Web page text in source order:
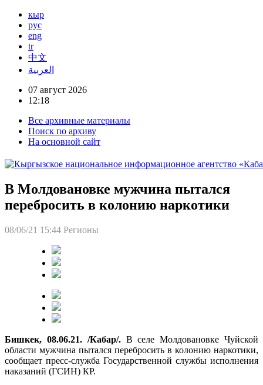
кыр
рус
eng
tr
中文
العربية
07 август 2026
12:18
Все архивные материалы
Поиск по архиву
На основной сайт
В Молдовановке мужчина пытался
перебросить в колонию наркотики
08/06/21 15:44 Регионы
Бишкек, 08.06.21. /Кабар/.В селе Молдовановке Чуйской
области мужчина пытался перебросить в колонию наркотики,
сообщает пресс-служба Государственной службы исполнения
наказаний (ГСИН) КР.